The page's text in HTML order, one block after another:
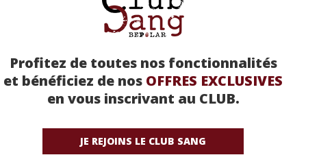
Profitez de toutes nos fonctionnalités
et bénéficiez de nos OFFRES EXCLUSIVES
en vous inscrivant au CLUB.
JE REJOINS LE CLUB SANG